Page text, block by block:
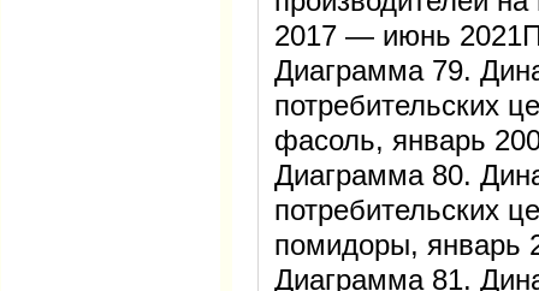
2017 — июнь
Диаграмма 79.
потребительских
фасоль, январь
Диаграмма 80.
потребительских
помидоры,
Диаграмма 81.